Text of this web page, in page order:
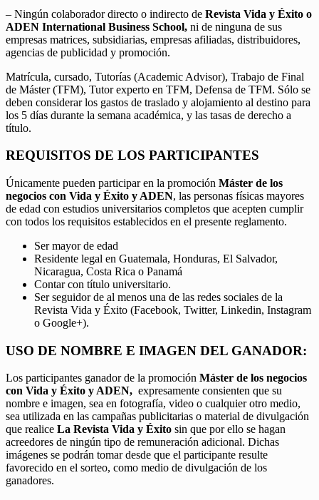
– Ningún colaborador directo o indirecto de Revista Vida y Éxito o
ADEN International Business School, ni de ninguna de sus
empresas matrices, subsidiarias, empresas afiliadas, distribuidores,
agencias de publicidad y promoción.
Matrícula, cursado, Tutorías (Academic Advisor), Trabajo de Final
de Máster (TFM), Tutor experto en TFM, Defensa de TFM. Sólo se
deben considerar los gastos de traslado y alojamiento al destino para
los 5 días durante la semana académica, y las tasas de derecho a
título.
REQUISITOS DE LOS PARTICIPANTES
Únicamente pueden participar en la promoción Máster de los
negocios con Vida y Éxito y ADEN, las personas físicas mayores
de edad con estudios universitarios completos que acepten cumplir
con todos los requisitos establecidos en el presente reglamento.
Ser mayor de edad
Residente legal en Guatemala, Honduras, El Salvador,
Nicaragua, Costa Rica o Panamá
Contar con título universitario.
Ser seguidor de al menos una de las redes sociales de la
Revista Vida y Éxito (Facebook, Twitter, Linkedin, Instagram
o Google+).
USO DE NOMBRE E IMAGEN DEL GANADOR:
Los participantes ganador de la promoción Máster de los negocios
con Vida y Éxito y ADEN, expresamente consienten que su
nombre e imagen, sea en fotografía, video o cualquier otro medio,
sea utilizada en las campañas publicitarias o material de divulgación
que realice La Revista Vida y Éxito sin que por ello se hagan
acreedores de ningún tipo de remuneración adicional. Dichas
imágenes se podrán tomar desde que el participante resulte
favorecido en el sorteo, como medio de divulgación de los
ganadores.